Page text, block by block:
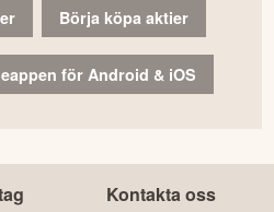
Börja köpa aktier
för Android & iOS
Kontakta oss